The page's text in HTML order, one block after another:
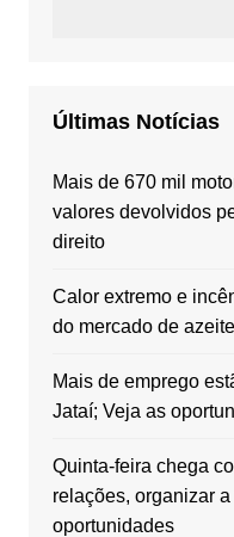
Últimas Notícias
Mais de 670 mil
valores devolvidos
direito
Calor extremo e
do mercado de azeite
Mais de emprego
Jataí; Veja as
Quinta-feira chega
relações, organizar
oportunidades